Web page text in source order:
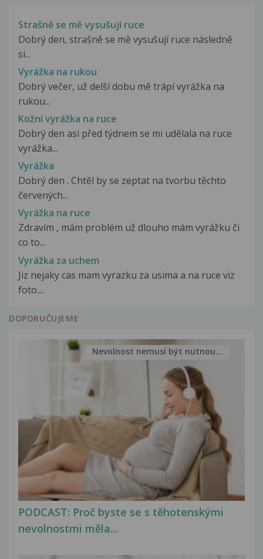
Strašně se mě vysušují ruce
Dobrý den, strašně se mě vysušují ruce následně
si...
Vyrážka na rukou
Dobrý večer, už delší dobu mě trápí vyrážka na
rukou...
Kožní vyrážka na ruce
Dobrý den asi před týdnem se mi udělala na ruce
vyrážka...
Vyrážka
Dobrý den . Chtěl by se zeptat na tvorbu těchto
červených...
Vyrážka na ruce
Zdravím , mám problém už dlouho mám vyrážku či
co to...
Vyrážka za uchem
Jiz nejaky cas mam vyrazku za usima a na ruce viz
foto....
DOPORUČUJEME
PODCAST: Proč byste se s těhotenskými
nevolnostmi měla...
Nevolnost nemusí být nutnou...